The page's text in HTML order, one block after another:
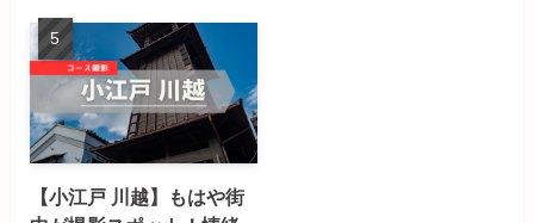
【小江戸 川越】もはや街